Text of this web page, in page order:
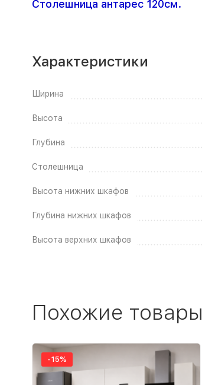
Столешница антарес 120см.
Характеристики
Ширина
Высота
Глубина
Столешница
Высота нижних шкафов
Глубина нижних шкафов
Высота верхних шкафов
Похожие товары
-15%